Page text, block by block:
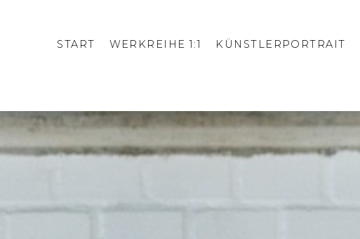
START WERKREIHE 1:1 KÜNSTLERPORTRAIT